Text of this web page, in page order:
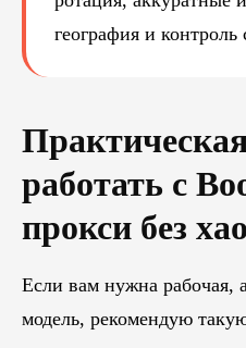
география и контроль
работать с
прокси без
Если вам нужна рабочая,
модель, рекомендую